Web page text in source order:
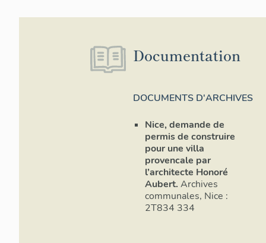
Documentation
DOCUMENTS D'ARCHIVES
Nice, demande de
permis de construire
pour une villa
provencale par
l’architecte Honoré
Aubert. Archives
communales, Nice :
2T834 334